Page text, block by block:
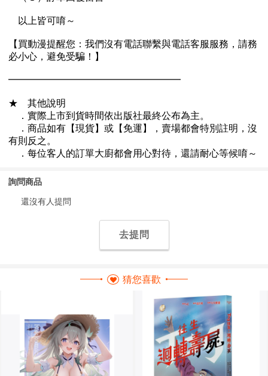
詢問商品
還沒有人提問
去提問
猜您喜歡